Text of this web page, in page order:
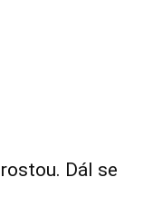
Dál se